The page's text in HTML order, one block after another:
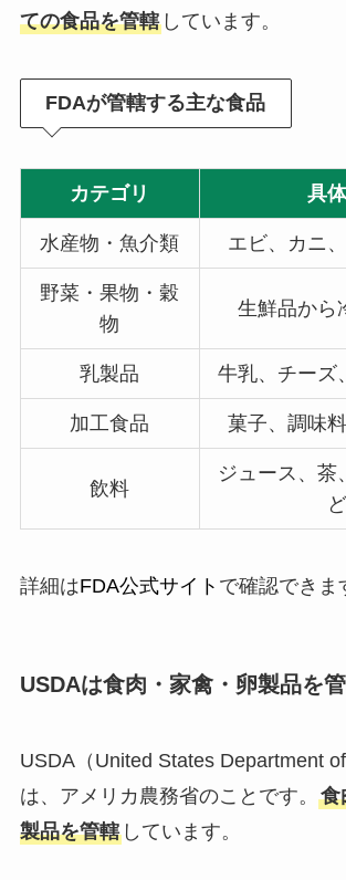
ての食品を管轄しています。
FDAが管轄する主な食品
カテゴリ 具
水産物・魚介類 エビ、カニ
野菜・果物・穀
物
生鮮品から
乳製品 牛乳、チーズ
加工食品 菓子、調味
飲料
ジュース、茶
ど
詳細はFDA公式サイト で確認できま
USDAは食肉・家禽・卵製品を
USDA（United States Department of
は、アメリカ農務省のことです。 食
製品を管轄しています。